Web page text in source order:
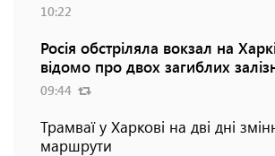
10:22
Росія обстріляла вокзал на
відомо про двох загиблих
09:44
Трамваї у Харкові на дві дні
маршрути